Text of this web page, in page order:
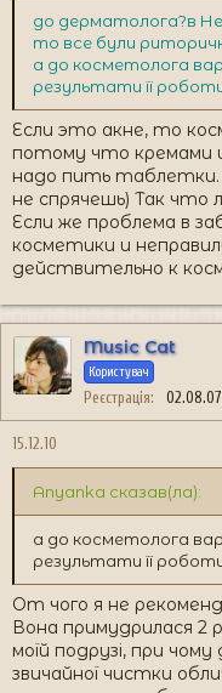
до дерматолога?в
то все були
а до косметолога
результати її
Если это акне, то
потому что кремами
надо пить таблетки.
не спрячешь) Так что
Если же проблема в
косметики и
действительно к
Music Cat
Користувач
Реєстрація 02.08.07
15.12.10
Anyanka сказав(ла):
а до косметолога
результати її
От чого я не
Вона примудрилася 2
моїй подрузі, при
звичайної чистки